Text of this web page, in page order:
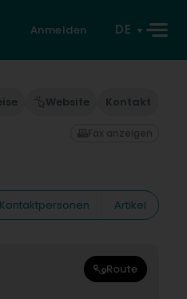
Anmelden DE
Website Kontakt
Fax anzeigen
Kontaktpersonen
Artikel
Route